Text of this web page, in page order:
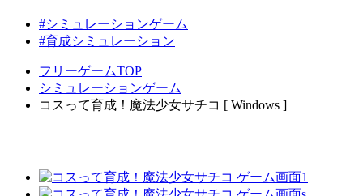
#シミュレーションゲーム
#育成シミュレーション
フリーゲームTOP
シミュレーションゲーム
コスって育成！魔法少女サチコ [ Windows ]